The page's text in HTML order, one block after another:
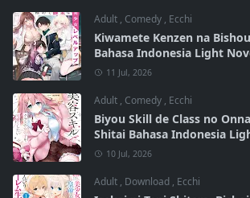
Adult , Comedy , Ecchi
Kiwamete Kenzen na
Bahasa Indonesia Light
11 Jul, 2026
Adult , Comedy , Ecchi
Biyou Skill de Class no
Shitai Bahasa Indonesia
10 Jul, 2026
Adult , Download , Ecchi